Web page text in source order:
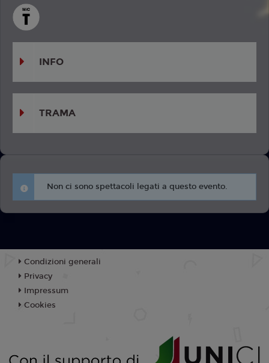
INFO
TRAMA
Non ci sono spettacoli legati a questo evento.
Condizioni generali
Privacy
Impressum
Cookies